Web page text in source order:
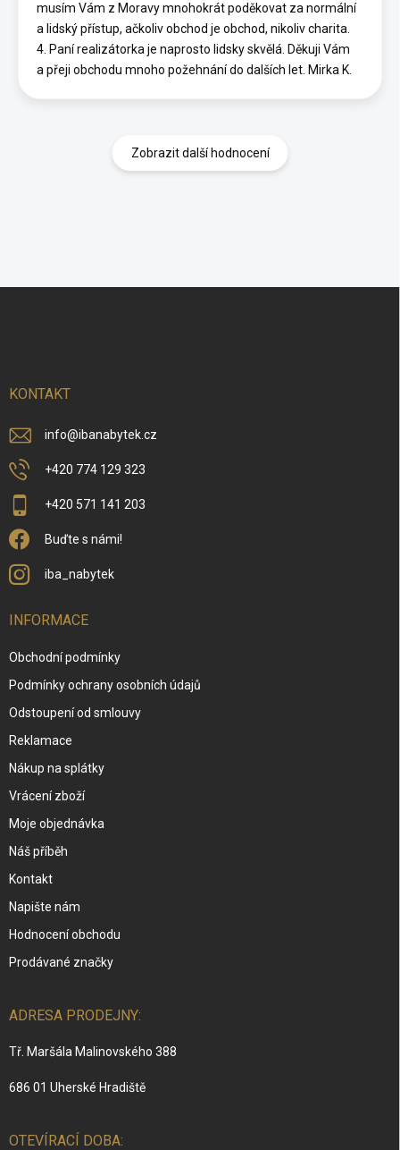
musím Vám z Moravy mnohokrát poděkovat za normální
a lidský přístup, ačkoliv obchod je obchod, nikoliv charita.
4. Paní realizátorka je naprosto lidsky skvělá. Děkuji Vám
a přeji obchodu mnoho požehnání do dalších let. Mirka K.
Zobrazit další hodnocení
KONTAKT
info@ibanabytek.cz
+420 774 129 323
+420 571 141 203
Buďte s námi!
iba_nabytek
INFORMACE
Obchodní podmínky
Podmínky ochrany osobních údajů
Odstoupení od smlouvy
Reklamace
Nákup na splátky
Vrácení zboží
Moje objednávka
Náš příběh
Kontakt
Napište nám
Hodnocení obchodu
Prodávané značky
ADRESA PRODEJNY:
Tř. Maršála Malinovského 388
686 01 Uherské Hradiště
OTEVÍRACÍ DOBA: